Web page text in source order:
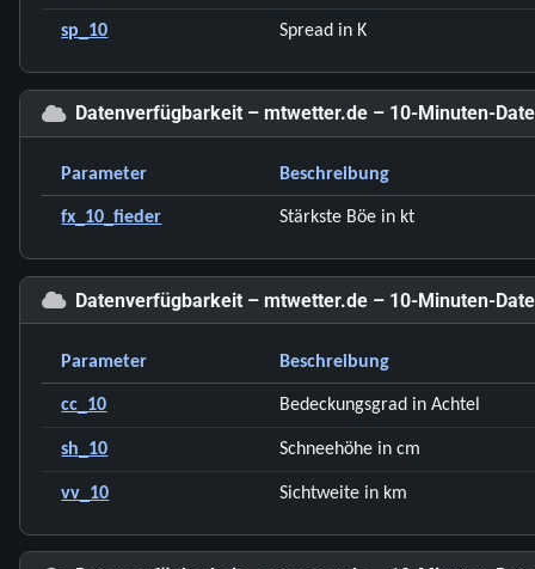
sp_10 Spread in K
Datenverfügbarkeit – mtwetter.de – 10-Minuten-
Parameter Beschreibung
fx_10_fieder Stärkste Böe in kt
Datenverfügbarkeit – mtwetter.de – 10-Minuten-
Parameter Beschreibung
cc_10 Bedeckungsgrad in Achtel
sh_10 Schneehöhe in cm
vv_10 Sichtweite in km